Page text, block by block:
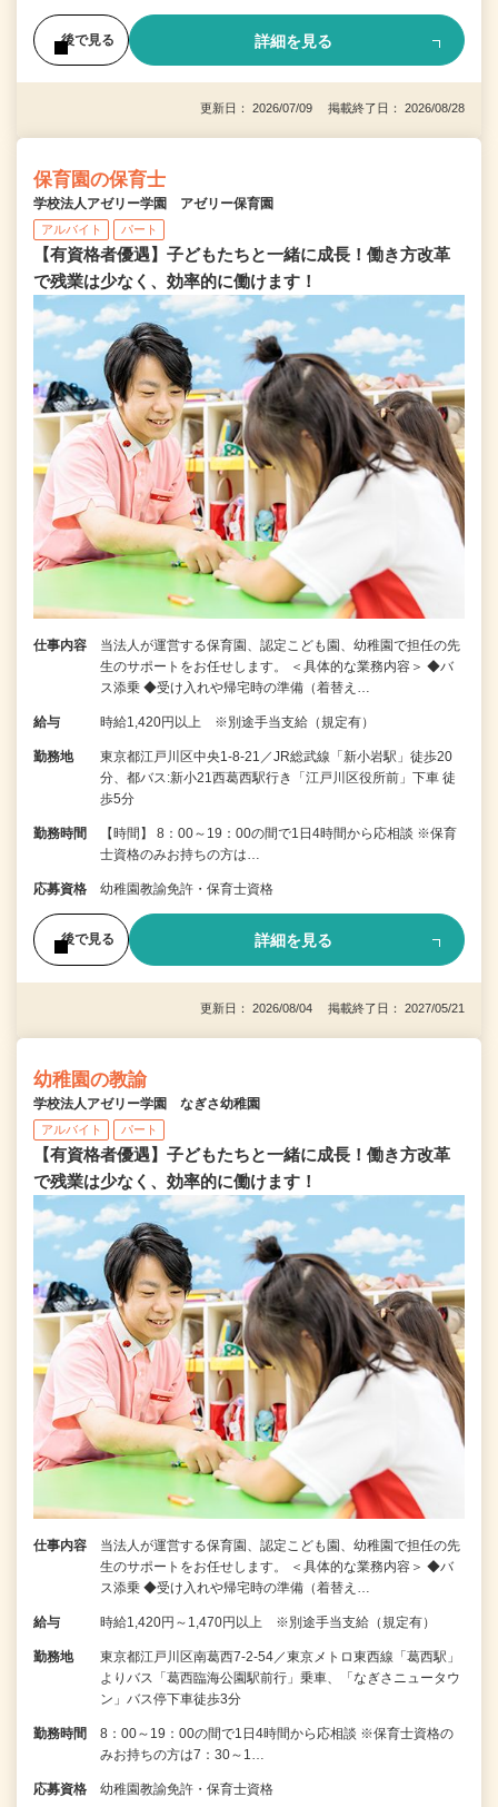
後で見る 詳細を見る
更新日： 2026/07/09 掲載終了日： 2026/08/28
保育園の保育士
学校法人アゼリー学園 アゼリー保育園
アルバイト パート
【有資格者優遇】子どもたちと一緒に成長！働き方改革
で残業は少なく、効率的に働けます！
仕事内容
当法人が運営する保育園、認定こども園、幼稚園で担任の先
生のサポートをお任せします。 ＜具体的な業務内容＞ ◆バ
ス添乗 ◆受け入れや帰宅時の準備（着替え…
給与 時給1,420円以上 ※別途手当支給（規定有）
勤務地
東京都江戸川区中央1-8-21／JR総武線「新小岩駅」徒歩20
分、都バス:新小21西葛西駅行き「江戸川区役所前」下車 徒
歩5分
勤務時間
【時間】 8：00～19：00の間で1日4時間から応相談 ※保育
士資格のみお持ちの方は…
応募資格 幼稚園教諭免許・保育士資格
後で見る 詳細を見る
更新日： 2026/08/04 掲載終了日： 2027/05/21
幼稚園の教諭
学校法人アゼリー学園 なぎさ幼稚園
アルバイト パート
【有資格者優遇】子どもたちと一緒に成長！働き方改革
で残業は少なく、効率的に働けます！
仕事内容
当法人が運営する保育園、認定こども園、幼稚園で担任の先
生のサポートをお任せします。 ＜具体的な業務内容＞ ◆バ
ス添乗 ◆受け入れや帰宅時の準備（着替え…
給与 時給1,420円～1,470円以上 ※別途手当支給（規定有）
勤務地
東京都江戸川区南葛西7-2-54／東京メトロ東西線「葛西駅」
よりバス「葛西臨海公園駅前行」乗車、「なぎさニュータウ
ン」バス停下車徒歩3分
勤務時間
8：00～19：00の間で1日4時間から応相談 ※保育士資格の
みお持ちの方は7：30～1…
応募資格 幼稚園教諭免許・保育士資格